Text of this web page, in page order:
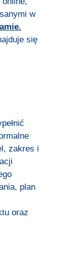
w
się
zakres i
plan
oraz